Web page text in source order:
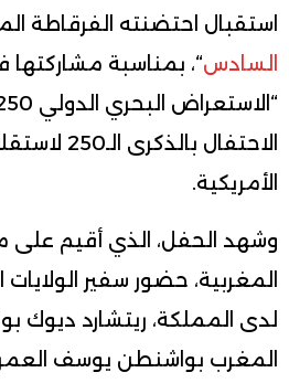
استقبال احتضنته الفرقاطة
السادس“، بمناسبة مشاركتها
الاحتفال
الأمريكية.
وشهد الحفل، الذي أقيم على
المغربية، حضور سفير الولايات
لدى المملكة، ريتشارد ديوك
المغرب بواشنطن يوسف